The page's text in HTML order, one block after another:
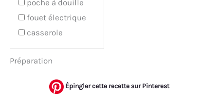
poche à douille
fouet électrique
casserole
Préparation
Épingler cette recette sur Pinterest